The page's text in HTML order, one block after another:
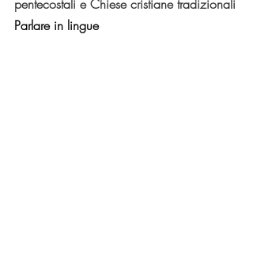
pentecostali e Chiese cristiane tradizionali
Parlare in lingue